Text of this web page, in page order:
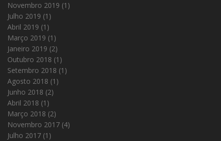
Novembro 2019 (1)
Julho 2019 (1)
Abril 2019 (1)
Março 2019 (1)
Janeiro 2019 (2)
Outubro 2018 (1)
Setembro 2018 (1)
Agosto 2018 (1)
Junho 2018 (2)
Abril 2018 (1)
Março 2018 (2)
Novembro 2017 (4)
Julho 2017 (1)